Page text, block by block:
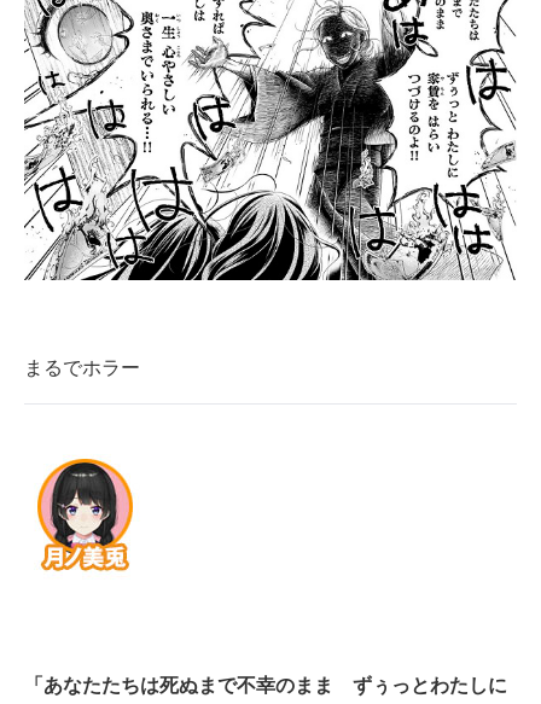
まるでホラー
「あなたたちは死ぬまで不幸のまま ずぅっとわたしに